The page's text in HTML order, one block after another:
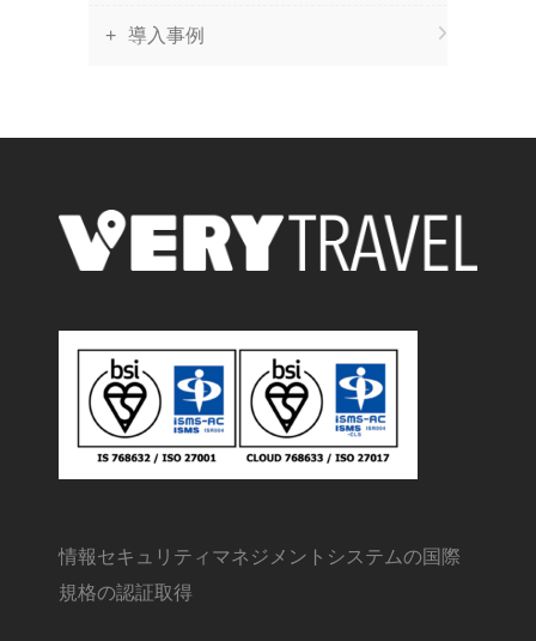
導入事例
情報セキュリティマネジメントシステムの国際
規格の認証取得